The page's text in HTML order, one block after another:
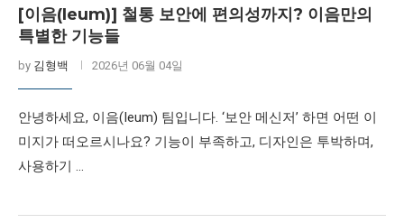
[이음(Ieum)] 철통 보안에 편의성까지? 이음만의
특별한 기능들
by 김형백 2026년 06월 04일
안녕하세요, 이음(Ieum) 팀입니다. ‘보안 메신저’ 하면 어떤 이
미지가 떠오르시나요? 기능이 부족하고, 디자인은 투박하며,
사용하기 …